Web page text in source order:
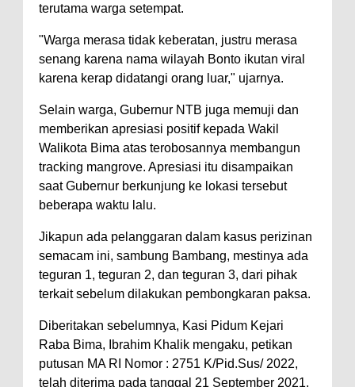
terutama warga setempat.
"Warga merasa tidak keberatan, justru merasa
senang karena nama wilayah Bonto ikutan viral
karena kerap didatangi orang luar," ujarnya.
Selain warga, Gubernur NTB juga memuji dan
memberikan apresiasi positif kepada Wakil
Walikota Bima atas terobosannya membangun
tracking mangrove. Apresiasi itu disampaikan
saat Gubernur berkunjung ke lokasi tersebut
beberapa waktu lalu.
Jikapun ada pelanggaran dalam kasus perizinan
semacam ini, sambung Bambang, mestinya ada
teguran 1, teguran 2, dan teguran 3, dari pihak
terkait sebelum dilakukan pembongkaran paksa.
Diberitakan sebelumnya, Kasi Pidum Kejari
Raba Bima, Ibrahim Khalik mengaku, petikan
putusan MA RI Nomor : 2751 K/Pid.Sus/ 2022,
telah diterima pada tanggal 21 September 2021.